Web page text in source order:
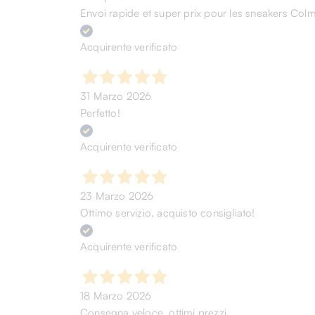
Envoi rapide et super prix pour les sneakers
Acquirente verificato
31 Marzo 2026
Perfetto!
Acquirente verificato
23 Marzo 2026
Ottimo servizio, acquisto consigliato!
Acquirente verificato
18 Marzo 2026